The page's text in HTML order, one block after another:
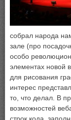
собрал народа
зале (про
особо
элементах новой
для рисования
интерес
то, что делал. В
возможностей